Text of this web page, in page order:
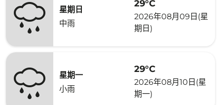
星期日
中雨
29°C
2026年08月09日(星
期日)
星期一
小雨
29°C
2026年08月10日(星
期一)